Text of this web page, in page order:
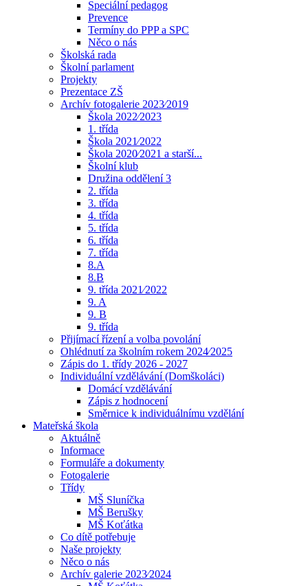
Speciální pedagog
Prevence
Termíny do PPP a SPC
Něco o nás
Školská rada
Školní parlament
Projekty
Prezentace ZŠ
Archív fotogalerie 2023⁄2019
Škola 2022⁄2023
1. třída
Škola 2021⁄2022
Škola 2020⁄2021 a starší...
Školní klub
Družina oddělení 3
2. třída
3. třída
4. třída
5. třída
6. třída
7. třída
8.A
8.B
9. třída 2021⁄2022
9. A
9. B
9. třída
Přijímací řízení a volba povolání
Ohlédnutí za školním rokem 2024⁄2025
Zápis do 1. třídy 2026 - 2027
Individuální vzdělávání (Domškoláci)
Domácí vzdělávání
Zápis z hodnocení
Směrnice k individuálnímu vzdělání
Mateřská škola
Aktuálně
Informace
Formuláře a dokumenty
Fotogalerie
Třídy
MŠ Sluníčka
MŠ Berušky
MŠ Koťátka
Co dítě potřebuje
Naše projekty
Něco o nás
Archív galerie 2023⁄2024